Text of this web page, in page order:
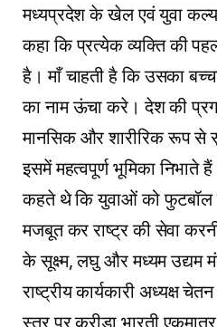
मध्यप्रदेश के खेल एवं युवा
कहा कि प्रत्येक व्यक्ति की
है। माँ चाहती है कि उसका
का नाम ऊंचा करे। देश की
मानसिक और शारीरिक रूप से
इसमें महत्वपूर्ण भूमिका निभाते
कहते थे कि युवाओं को
मजबूत कर राष्ट्र की सेवा
के सूक्ष्म, लघु और मध्यम उद्यम
राष्ट्रीय कार्यकारी अध्यक्ष